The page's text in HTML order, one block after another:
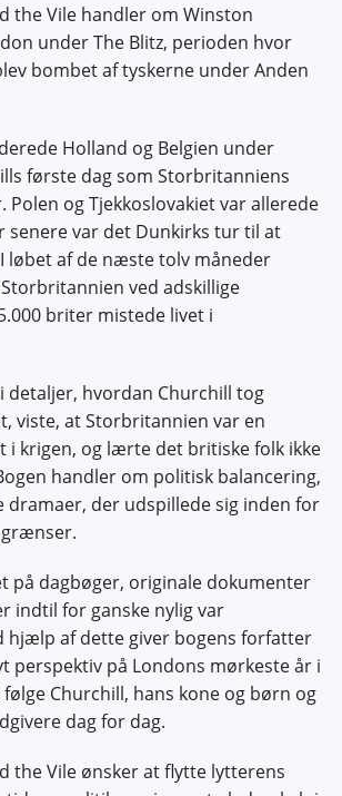
the Vile handler om Winston
under The Blitz, perioden hvor
bombet af tyskerne under Anden
Holland og Belgien under
første dag som Storbritanniens
og Tjekkoslovakiet var allerede
senere var det Dunkirks tur til at
løbet af de næste tolv måneder
ved adskillige
briter mistede livet i
hvordan Churchill tog
viste, at Storbritannien var en
krigen, og lærte det britiske folk ikke
handler om politisk balancering,
dramaer, der udspillede sig inden for
på dagbøger, originale dokumenter
indtil for ganske nylig var
hjælp af dette giver bogens forfatter
perspektiv på Londons mørkeste år i
Churchill, hans kone og børn og
dag for dag.
the Vile ønsker at flytte lytterens